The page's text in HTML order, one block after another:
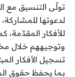
تولّى التنسيق مع
لدعوتها
للأفكار
وتوجيههم خلال
تسجيل الأفكار
بما يحفظ حقوق